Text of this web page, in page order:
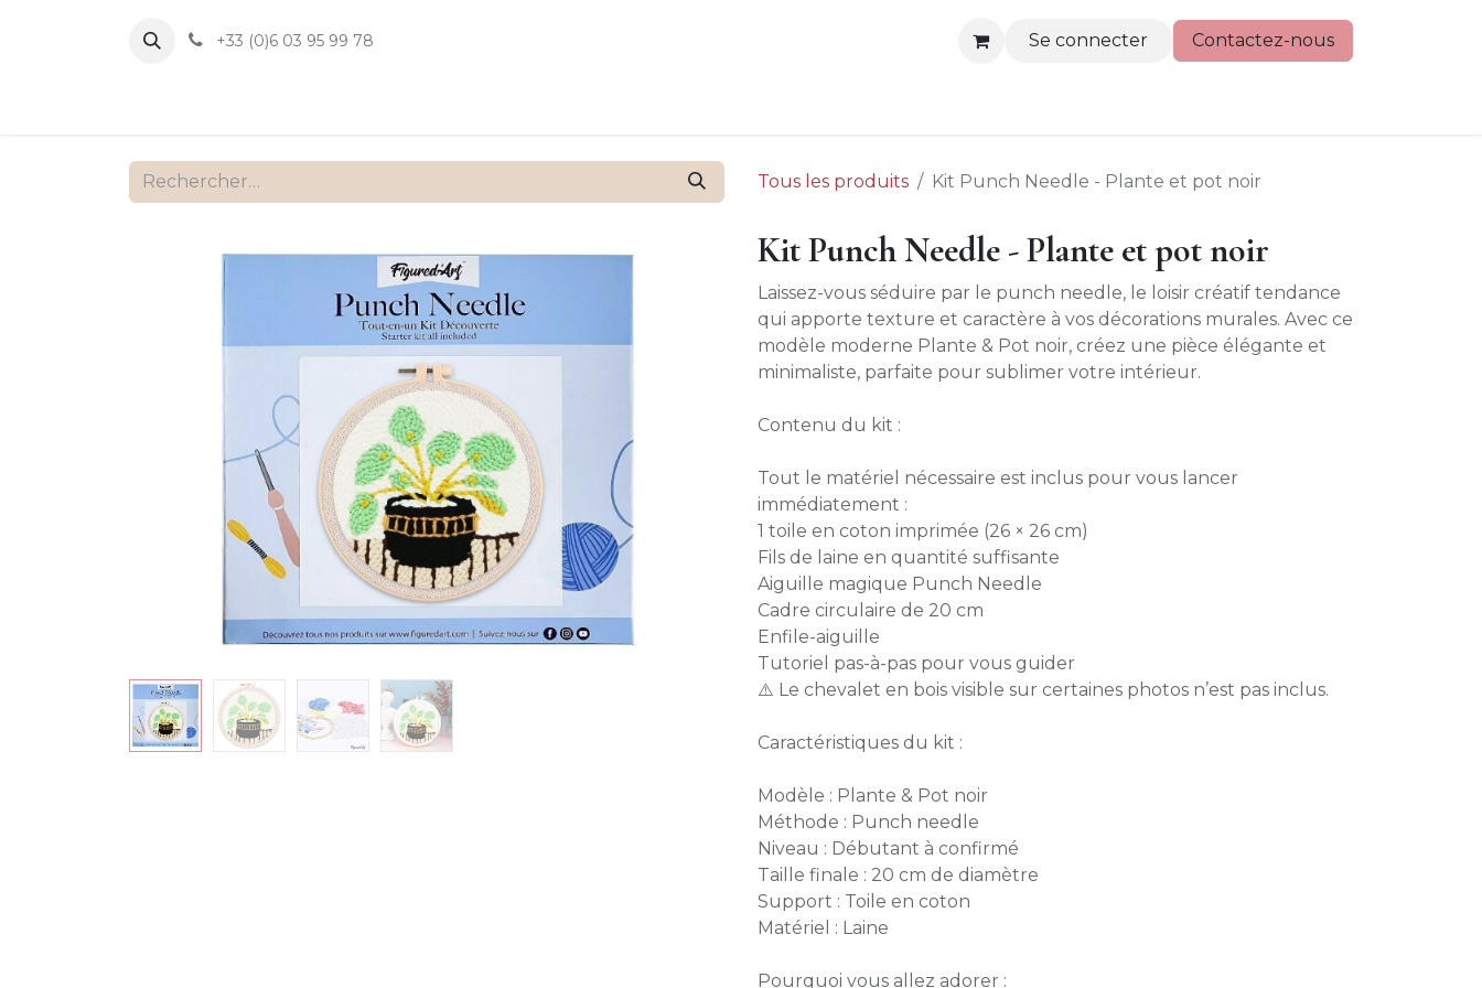
+33 (0)6 03 95 99 78 Se connecter Contactez-nous
Tous les produits Kit Punch Needle - Plante et pot noir
Kit Punch Needle - Plante et pot noir
Laissez-vous séduire par le punch needle, le loisir créatif tendance
qui apporte texture et caractère à vos décorations murales. Avec ce
modèle moderne Plante & Pot noir, créez une pièce élégante et
minimaliste, parfaite pour sublimer votre intérieur.
Contenu du kit :
Tout le matériel nécessaire est inclus pour vous lancer
immédiatement :
1 toile en coton imprimée (26 × 26 cm)
Fils de laine en quantité suffisante
Aiguille magique Punch Needle
Cadre circulaire de 20 cm
Enfile-aiguille
Tutoriel pas-à-pas pour vous guider
⚠️ Le chevalet en bois visible sur certaines photos n’est pas inclus.
Caractéristiques du kit :
Modèle : Plante & Pot noir
Méthode : Punch needle
Niveau : Débutant à confirmé
Taille finale : 20 cm de diamètre
Support : Toile en coton
Matériel : Laine
Pourquoi vous allez adorer :